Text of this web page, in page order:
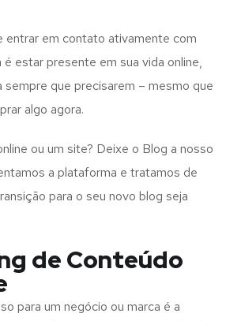
entrar em contato ativamente com
estar presente em sua vida online,
sempre que precisarem – mesmo que
algo agora.
ou um site? Deixe o Blog a nosso
a plataforma e tratamos de
para o seu novo blog seja
de Conteúdo
para um negócio ou marca é a